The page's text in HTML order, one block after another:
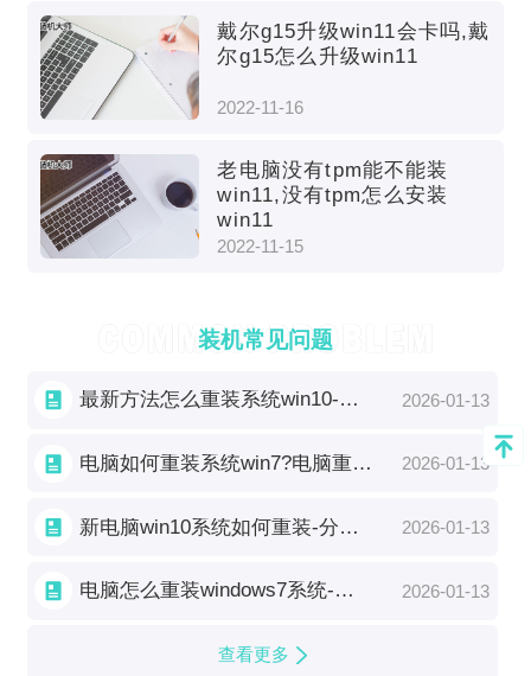
戴尔g15升级win11会卡吗,戴
尔g15怎么升级win11
2022-11-16
老电脑没有tpm能不能装
win11,没有tpm怎么安装
win11
2022-11-15
装机常见问题
最新方法怎么重装系统win10-分享如何重装系统win10最新教程 2026-01-13
电脑如何重装系统win7?电脑重装系统win7步骤怎么操作 2026-01-13
新电脑win10系统如何重装-分享新电脑怎么重装win10系统 2026-01-13
电脑怎么重装windows7系统-分享如何在电脑重装windows7系统 2026-01-13
查看更多